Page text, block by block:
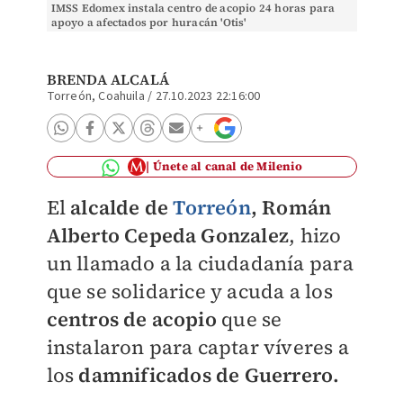
IMSS Edomex instala centro de acopio 24 horas para
apoyo a afectados por huracán 'Otis'
BRENDA ALCALÁ
Torreón, Coahuila / 27.10.2023 22:16:00
Únete al canal de Milenio
El alcalde deTorreón, Román
Alberto Cepeda Gonzalez, hizo
un llamado a la ciudadanía para
que se solidarice y acuda a los
centros de acopio que se
instalaron para captar víveres a
los damnificados de Guerrero.